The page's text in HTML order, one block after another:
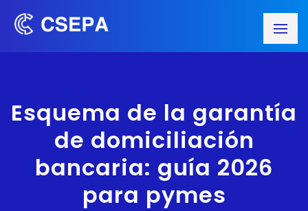
Esquema de la garantía
de domiciliación
bancaria: guía 2026
para pymes